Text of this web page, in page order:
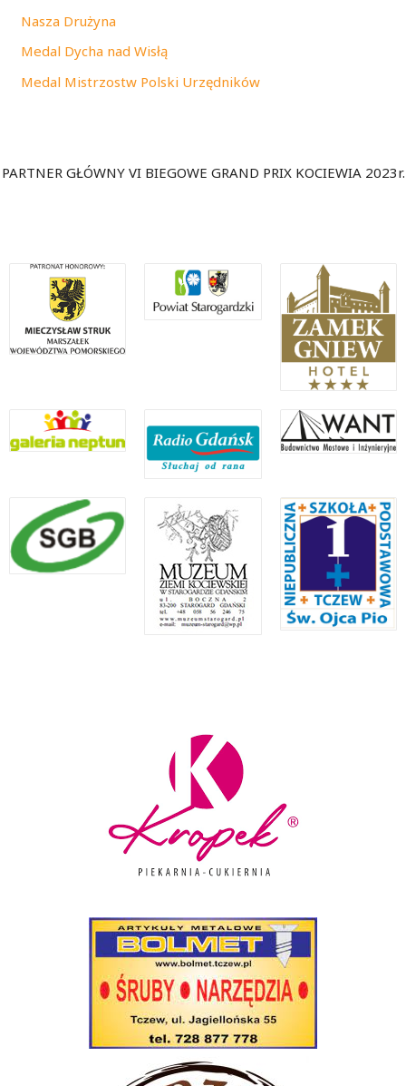
Nasza Drużyna
Medal Dycha nad Wisłą
Medal Mistrzostw Polski Urzędników
PARTNER GŁÓWNY VI BIEGOWE GRAND PRIX KOCIEWIA 2023r.